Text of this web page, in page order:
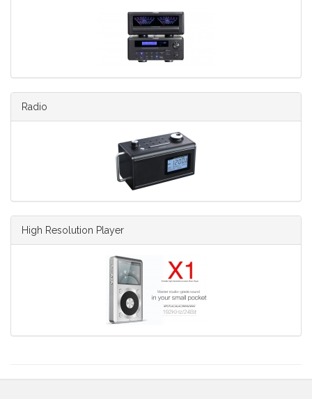
Radio
High Resolution Player